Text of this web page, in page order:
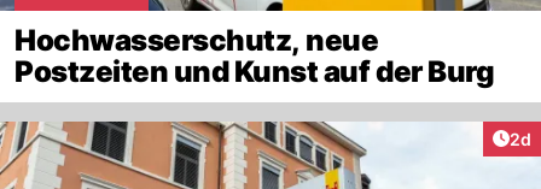
Hochwasserschutz, neue
Postzeiten und Kunst auf der Burg
2d